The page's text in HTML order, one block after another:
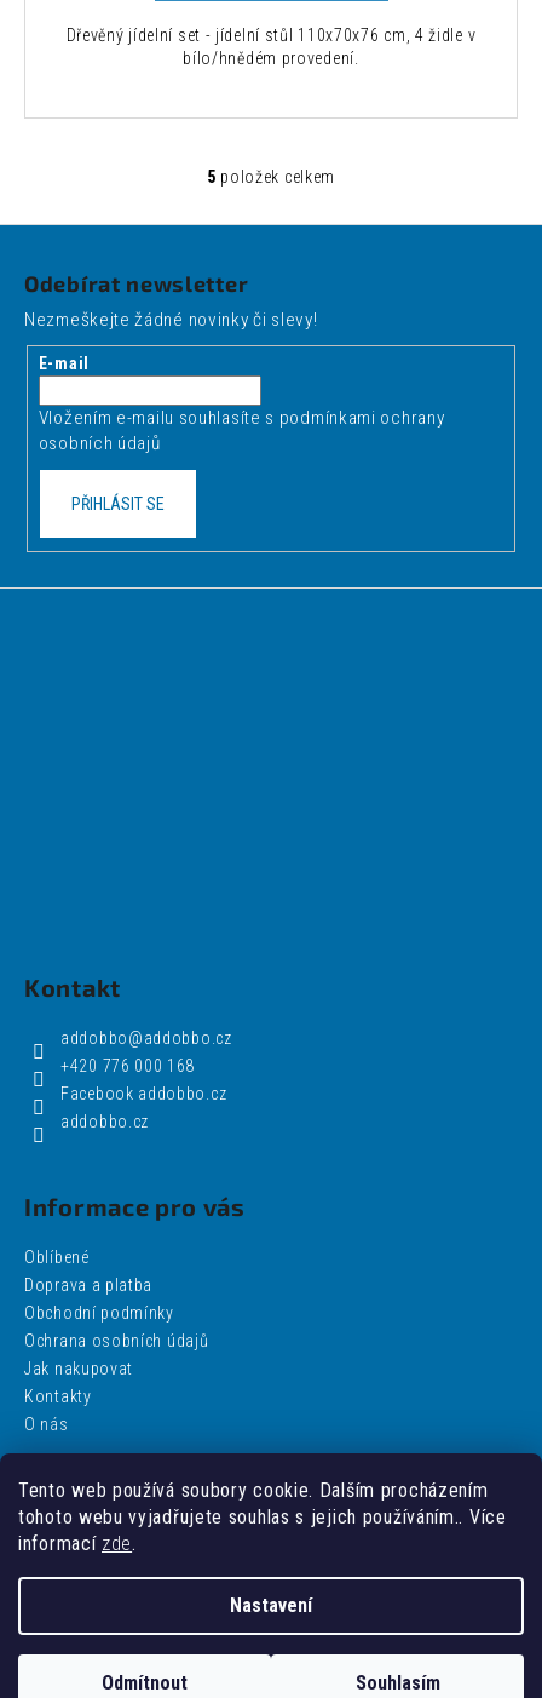
Tento web používá soubory cookie. Dalším procházením
tohoto webu vyjadřujete souhlas s jejich používáním.. Více
informací zde.
Nastavení
Odmítnout Souhlasím
Dřevěný jídelní set - jídelní stůl 110x70x76 cm, 4 židle v
bílo/hnědém provedení.
O
a
c
r
ý
p
5 položek celkem
Odebírat newsletter
Nezmeškejte žádné novinky či slevy!
E-mail
Vložením e-mailu souhlasíte s podmínkami ochrany
osobních údajů
PŘIHLÁSIT SE
Kontakt
addobbo@addobbo.cz
+420 776 000 168
Facebook addobbo.cz
addobbo.cz
Informace pro vás
Oblíbené
Doprava a platba
Obchodní podmínky
Ochrana osobních údajů
Jak nakupovat
Kontakty
O nás
Facebook
Copyright 2026
. Všechna práva vyhrazena.